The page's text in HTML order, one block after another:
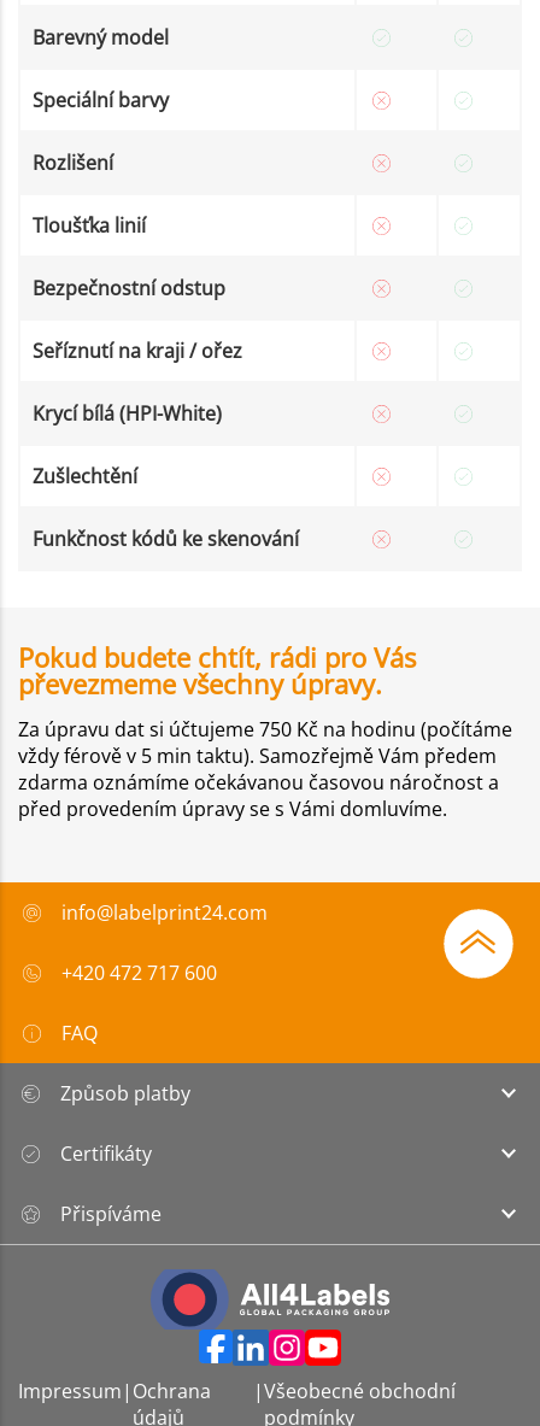
Barevný model
Speciální barvy
Rozlišení
Tloušťka linií
Bezpečnostní odstup
Seříznutí na kraji / ořez
Krycí bílá (HPI-White)
Zušlechtění
Funkčnost kódů ke skenování
Pokud budete chtít, rádi pro Vás
převezmeme všechny úpravy.
Za úpravu dat si účtujeme 750 Kč na hodinu (počítáme
vždy férově v 5 min taktu). Samozřejmě Vám předem
zdarma oznámíme očekávanou časovou náročnost a
před provedením úpravy se s Vámi domluvíme.
info@labelprint24.com
+420 472 717 600
FAQ
Způsob platby
Certifikáty
Přispíváme
Impressum | Ochrana
údajů
|Všeobecné obchodní
podmínky